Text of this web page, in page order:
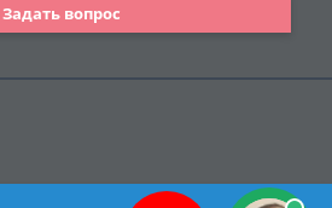
Задать вопрос